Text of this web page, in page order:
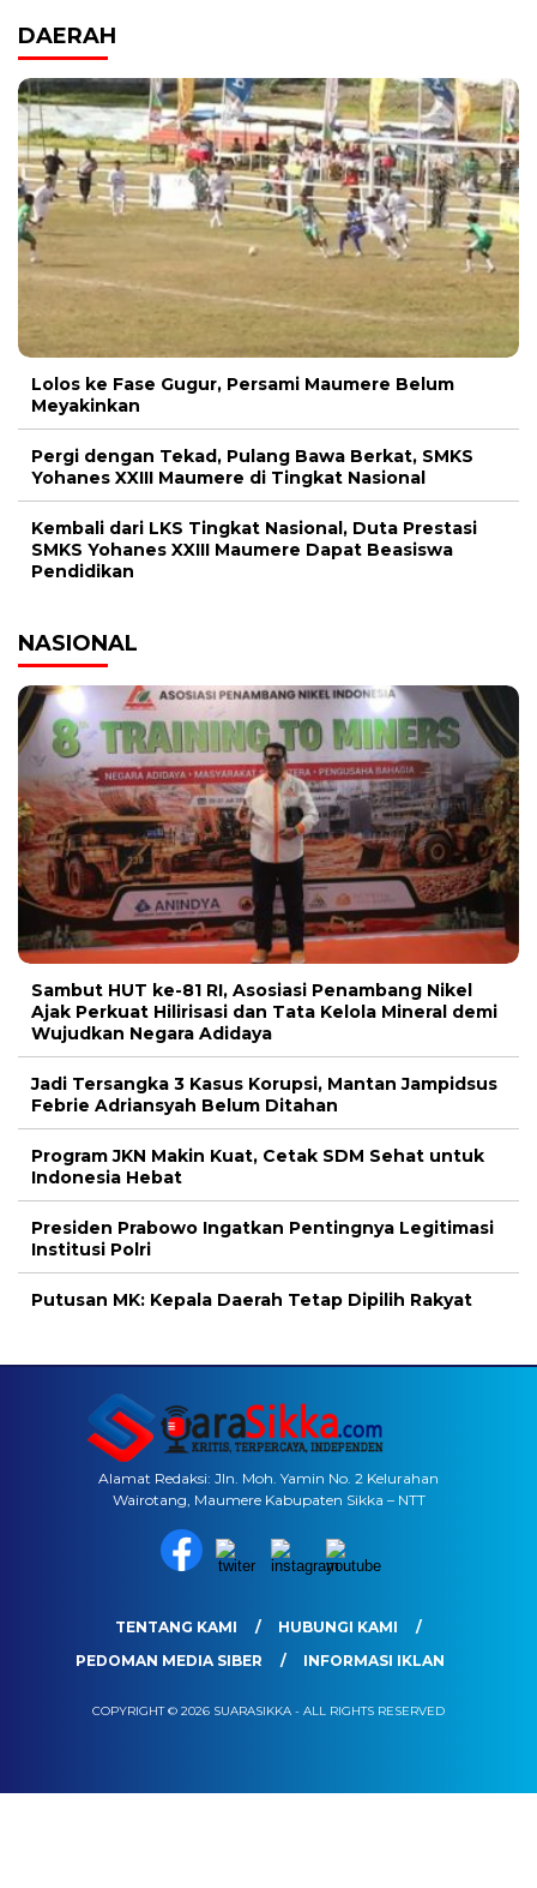
DAERAH
Lolos ke Fase Gugur, Persami Maumere Belum
Meyakinkan
Pergi dengan Tekad, Pulang Bawa Berkat, SMKS
Yohanes XXIII Maumere di Tingkat Nasional
Kembali dari LKS Tingkat Nasional, Duta Prestasi
SMKS Yohanes XXIII Maumere Dapat Beasiswa
Pendidikan
NASIONAL
Sambut HUT ke-81 RI, Asosiasi Penambang Nikel
Ajak Perkuat Hilirisasi dan Tata Kelola Mineral demi
Wujudkan Negara Adidaya
Jadi Tersangka 3 Kasus Korupsi, Mantan Jampidsus
Febrie Adriansyah Belum Ditahan
Program JKN Makin Kuat, Cetak SDM Sehat untuk
Indonesia Hebat
Presiden Prabowo Ingatkan Pentingnya Legitimasi
Institusi Polri
Putusan MK: Kepala Daerah Tetap Dipilih Rakyat
Alamat Redaksi: Jln. Moh. Yamin No. 2 Kelurahan
Wairotang, Maumere Kabupaten Sikka – NTT
TENTANG KAMI
HUBUNGI KAMI
PEDOMAN MEDIA SIBER
INFORMASI IKLAN
COPYRIGHT © 2026 SUARASIKKA - ALL RIGHTS RESERVED